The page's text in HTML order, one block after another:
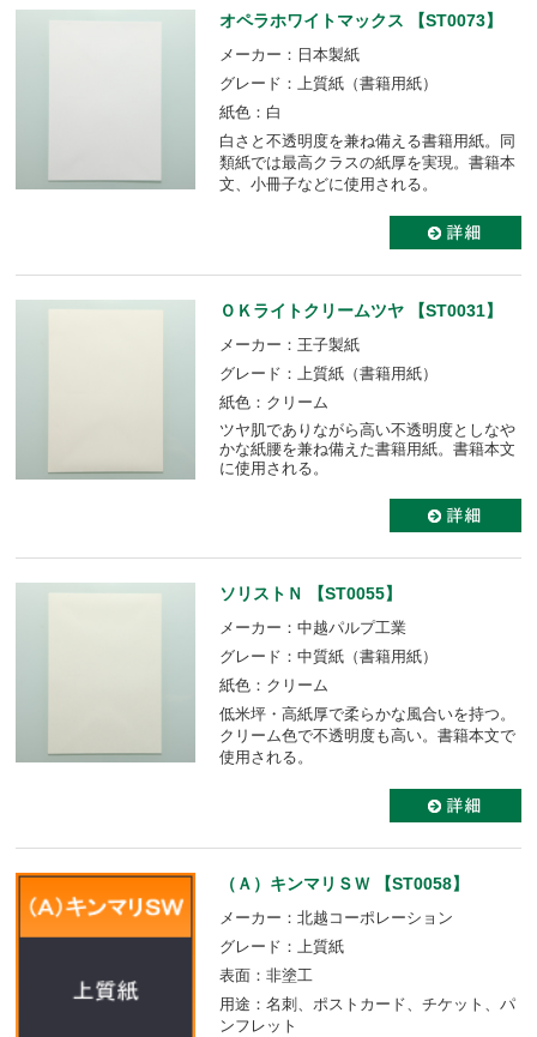
オペラホワイトマックス 【ST0073】
メーカー：日本製紙
グレード：上質紙（書籍用紙）
紙色：白
白さと不透明度を兼ね備える書籍用紙。同
類紙では最高クラスの紙厚を実現。書籍本
文、小冊子などに使用される。
ＯＫライトクリームツヤ 【ST0031】
メーカー：王子製紙
グレード：上質紙（書籍用紙）
紙色：クリーム
ツヤ肌でありながら高い不透明度としなや
かな紙腰を兼ね備えた書籍用紙。書籍本文
に使用される。
ソリストＮ 【ST0055】
メーカー：中越パルプ工業
グレード：中質紙（書籍用紙）
紙色：クリーム
低米坪・高紙厚で柔らかな風合いを持つ。
クリーム色で不透明度も高い。書籍本文で
使用される。
（Ａ）キンマリＳＷ 【ST0058】
メーカー：北越コーポレーション
グレード：上質紙
表面：非塗工
用途：名刺、ポストカード、チケット、パ
ンフレット